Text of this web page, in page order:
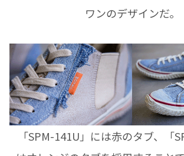
ワンのデザインだ。
「SPM-141U」には赤のタブ、「